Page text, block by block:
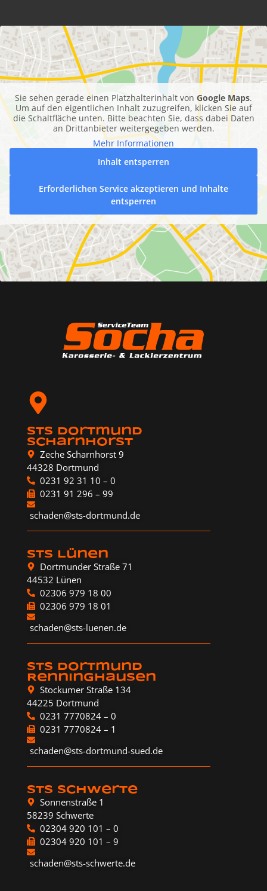
*
Sie sehen gerade einen Platzhalterinhalt von Google Maps.
Um auf den eigentlichen Inhalt zuzugreifen, klicken Sie auf
die Schaltfläche unten. Bitte beachten Sie, dass dabei Daten
an Drittanbieter weitergegeben werden.
Mehr Informationen
Inhalt entsperren
Erforderlichen Service akzeptieren und Inhalte
entsperren
STS Dortmund
Scharnhorst
Zeche Scharnhorst 9
44328 Dortmund
0231 92 31 10 – 0
0231 91 296 – 99
schaden@sts-dortmund.de
STS Lünen
Dortmunder Straße 71
44532 Lünen
02306 979 18 00
02306 979 18 01
schaden@sts-luenen.de
STS Dortmund
Renninghausen
Stockumer Straße 134
44225 Dortmund
0231 7770824 – 0
0231 7770824 – 1
schaden@sts-dortmund-sued.de
STS Schwerte
Sonnenstraße 1
58239 Schwerte
02304 920 101 – 0
02304 920 101 – 9
schaden@sts-schwerte.de